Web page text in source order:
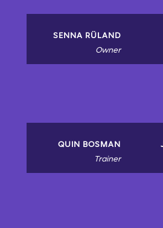
SENNA RÜLAND
Owner
QUIN BOSMAN
Trainer